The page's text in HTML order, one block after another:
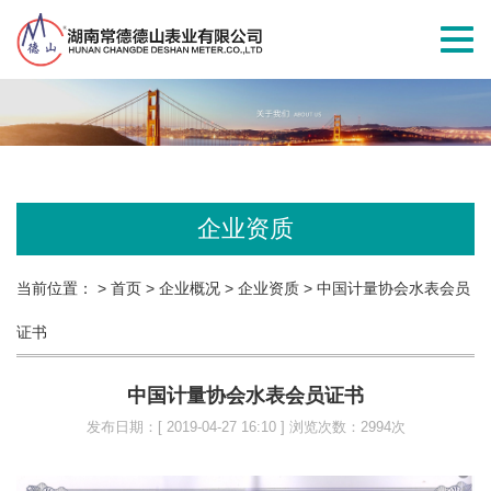
切
企业资质
当前位置： > 首页 > 企业概况 > 企业资质 > 中国计量协会水表会员
证书
中国计量协会水表会员证书
发布日期：[ 2019-04-27 16:10 ] 浏览次数：2994次